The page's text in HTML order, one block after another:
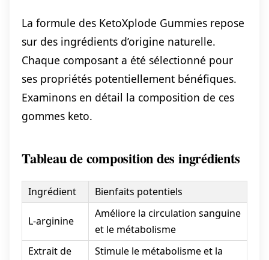
La formule des KetoXplode Gummies repose
sur des ingrédients d’origine naturelle.
Chaque composant a été sélectionné pour
ses propriétés potentiellement bénéfiques.
Examinons en détail la composition de ces
gommes keto.
Tableau de composition des ingrédients
Ingrédient Bienfaits potentiels
L-arginine
Améliore la circulation sanguine
et le métabolisme
Extrait de
Stimule le métabolisme et la